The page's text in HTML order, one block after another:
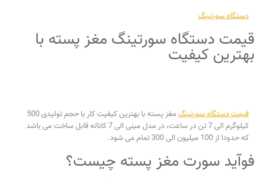
دستگاه سورتینگ
قیمت دستگاه سورتینگ مغز پسته با
بهترین کیفیت
قیمت دستگاه سورتینگ
مغز پسته با بهترین کیفیت کار با حجم تولیدی 500
کیلوگرم الی 7 تن در ساعت، در مدل مینی الی 7 کاناله قابل ساخت می باشد
که حدودا از 100 میلیون الی 300 تمام می شود.
فوآید سورت مغز پسته چیست؟